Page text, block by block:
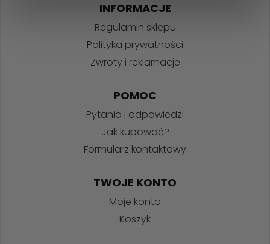
INFORMACJE
Regulamin sklepu
Polityka prywatności
Zwroty i reklamacje
POMOC
Pytania i odpowiedzi
Jak kupować?
Formularz kontaktowy
TWOJE KONTO
Moje konto
Koszyk